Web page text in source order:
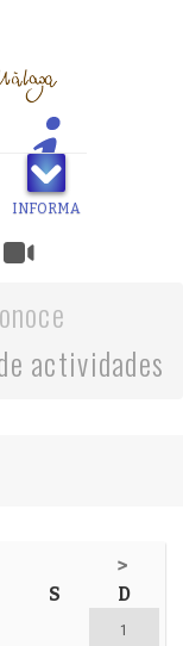
INFORMA
actividades
>
S D
1